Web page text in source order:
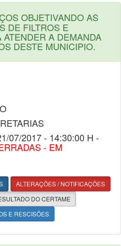
OBJETIVANDO AS
DE FILTROS E
A DEMANDA
DESTE MUNICIPIO.
07/2017 - 14:30:00 H -
- EM
ALTERAÇÕES / NOTIFICAÇÕES
DO CERTAME
E RESCISÕES